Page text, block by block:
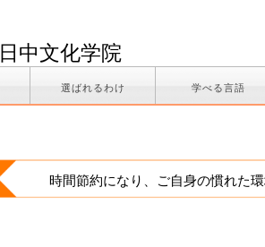
日中文化学院
選ばれるわけ 学べる言語
時間節約になり、ご自身の慣れた